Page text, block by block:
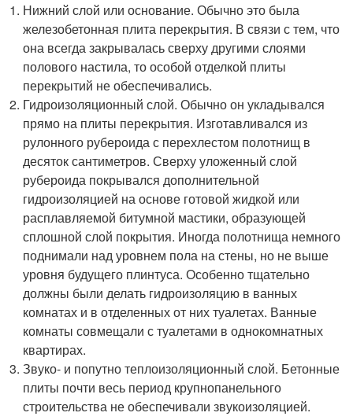
Нижний слой или основание. Обычно это была
железобетонная плита перекрытия. В связи с тем, что
она всегда закрывалась сверху другими слоями
полового настила, то особой отделкой плиты
перекрытий не обеспечивались.
Гидроизоляционный слой. Обычно он укладывался
прямо на плиты перекрытия. Изготавливался из
рулонного рубероида с перехлестом полотнищ в
десяток сантиметров. Сверху уложенный слой
рубероида покрывался дополнительной
гидроизоляцией на основе готовой жидкой или
расплавляемой битумной мастики, образующей
сплошной слой покрытия. Иногда полотнища немного
поднимали над уровнем пола на стены, но не выше
уровня будущего плинтуса. Особенно тщательно
должны были делать гидроизоляцию в ванных
комнатах и в отделенных от них туалетах. Ванные
комнаты совмещали с туалетами в однокомнатных
квартирах.
Звуко- и попутно теплоизоляционный слой. Бетонные
плиты почти весь период крупнопанельного
строительства не обеспечивали звукоизоляцией.